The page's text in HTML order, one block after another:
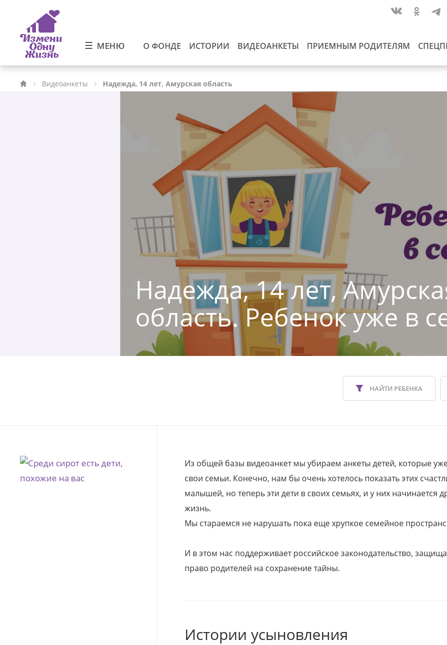
МЕНЮ О ФОНДЕ ИСТОРИИ ВИДЕОАНКЕТЫ ПРИЕМНЫМ РОДИТЕЛЯМ
Видеоанкеты Надежда, 14 лет, Амурская область
Надежда, 14 лет,
область. Ребенок уже в
НАЙТИ РЕБЕНКА
Из общей базы видеоанкет мы убираем анкеты детей, которые
свои семьи. Конечно, нам бы очень хотелось показать этих
малышей, но теперь эти дети в своих семьях, и у них начинается
жизнь.
Мы стараемся не нарушать пока еще хрупкое семейное
И в этом нас поддерживает российское законодательство,
право родителей на сохранение тайны.
Истории усыновления